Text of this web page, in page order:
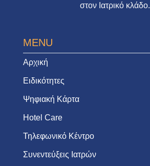
στον Ιατρικό κλάδο.
MENU
Αρχική
Ειδικότητες
Ψηφιακή Κάρτα
Hotel Care
Τηλεφωνικό Κέντρο
Συνεντεύξεις Ιατρών